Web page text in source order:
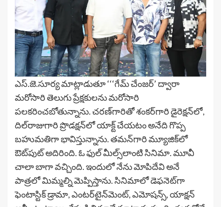
ఎస్‌.జె.సూర్య మాట్లాడుతూ ‘‘‘గేమ్ చేంజర్’ ద్వారా
మరోసారి తెలుగు ప్రేక్ష‌కుల‌ను మ‌రోసారి
ప‌ల‌క‌రించ‌బోతున్నాను. చ‌ర‌ణ్‌గారితో శంక‌ర్‌గారి డైరెక్ష‌న్‌లో,
దిల్‌రాజుగారి ప్రొడ‌క్ష‌న్‌లో యాక్ట్ చేయ‌టం అనేది గొప్ప
బ‌హుమ‌తిగా భావిస్తున్నాను. త‌మ‌న్‌గారి మ్యూజిక్‌లో
ఔట్‌పుట్ అదిరింది. ఓ ఫుల్ మీల్స్‌లాంటి సినిమా. మూవీ
చాలా బాగా వ‌చ్చింది. ఇందులో నేను మోపిదేవి అనే
పాత్ర‌లో మిమ్మ‌ల్ని మెప్పిస్తాను. సినిమాలో డెఫ‌నెట్‌గా
ఫెంటాస్టిక్ డ్రామా, ఎంట‌ర్‌టైన్‌మెంట్‌, ఎమోష‌న్స్‌, యాక్ష‌న్